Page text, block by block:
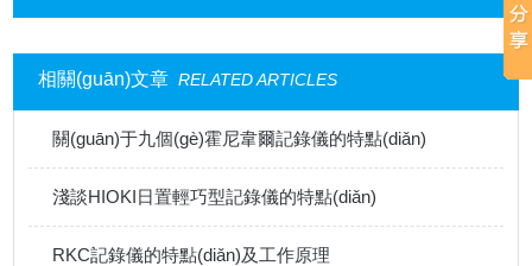
相關(guān)文章 RELATED ARTICLES
關(guān)于九個(gè)霍尼韋爾記錄儀的特點(diǎn)
淺談HIOKI日置輕巧型記錄儀的特點(diǎn)
RKC記錄儀的特點(diǎn)及工作原理